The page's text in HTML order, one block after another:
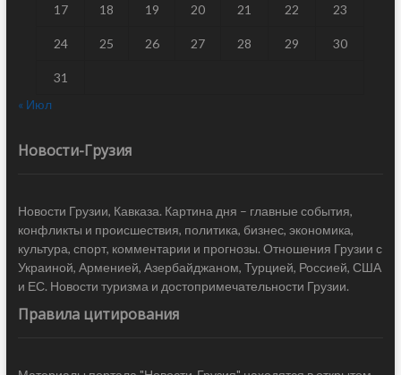
17 18 19 20 21 22 23
24 25 26 27 28 29 30
31
« Июл
Новости-Грузия
Новости Грузии, Кавказа. Картина дня – главные события,
конфликты и происшествия, политика, бизнес, экономика,
культура, спорт, комментарии и прогнозы. Отношения Грузии с
Украиной, Арменией, Азербайджаном, Турцией, Россией, США
и ЕС. Новости туризма и достопримечательности Грузии.
Правила цитирования